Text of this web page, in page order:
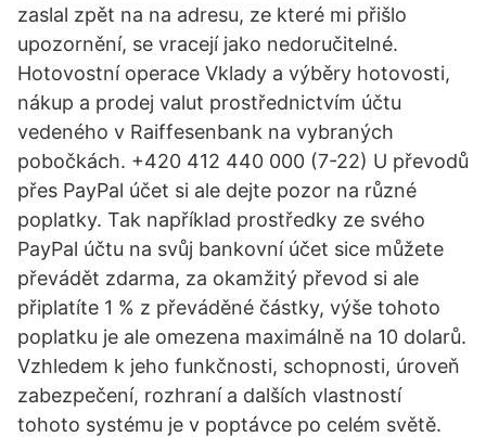
zaslal zpět na na adresu, ze které mi přišlo
upozornění, se vracejí jako nedoručitelné.
Hotovostní operace Vklady a výběry hotovosti,
nákup a prodej valut prostřednictvím účtu
vedeného v Raiffesenbank na vybraných
pobočkách. +420 412 440 000 (7-22) U převodů
přes PayPal účet si ale dejte pozor na různé
poplatky. Tak například prostředky ze svého
PayPal účtu na svůj bankovní účet sice můžete
převádět zdarma, za okamžitý převod si ale
připlatíte 1 % z převáděné částky, výše tohoto
poplatku je ale omezena maximálně na 10 dolarů.
Vzhledem k jeho funkčnosti, schopnosti, úroveň
zabezpečení, rozhraní a dalších vlastností
tohoto systému je v poptávce po celém světě.